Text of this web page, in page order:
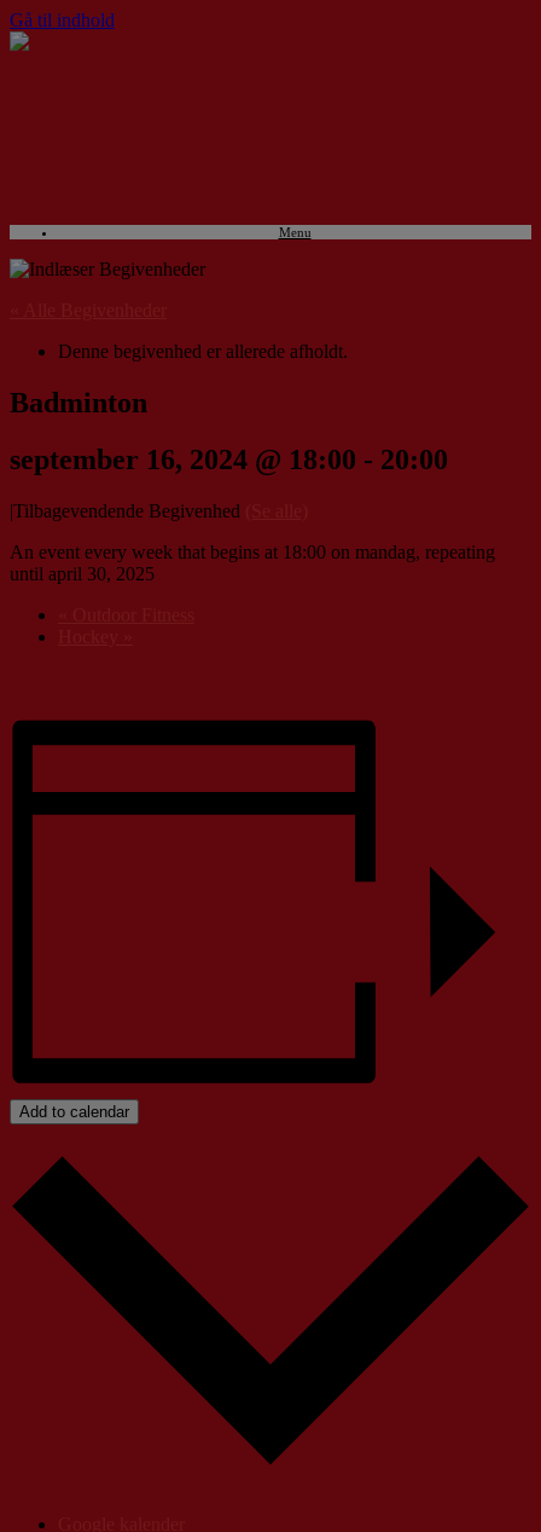
Gå til indhold
Menu
Denne begivenhed er allerede afholdt.
Badminton
september 16, 2024 @ 18:00 - 20:00
|Tilbagevendende Begivenhed
An event every week that begins at 18:00 on mandag, repeating
until april 30, 2025
Add to calendar